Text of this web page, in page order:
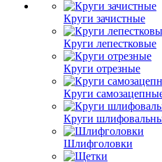
Круги зачистные
Круги лепестковые
Круги отрезные
Круги
Круги
Шлифголовки